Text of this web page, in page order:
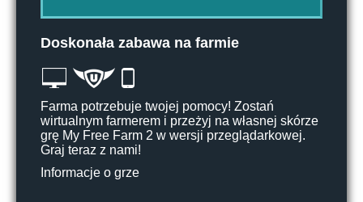
Doskonała zabawa na farmie
Farma potrzebuje twojej pomocy! Zostań
wirtualnym farmerem i przeżyj na własnej skórze
grę My Free Farm 2 w wersji przeglądarkowej.
Graj teraz z nami!
Informacje o grze